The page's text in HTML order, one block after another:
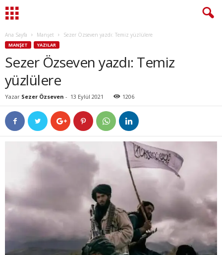
Ana Sayfa Manşet Sezer Özseven yazdı: Temiz yüzlülere
MANŞET YAZILAR
Sezer Özseven yazdı: Temiz
yüzlülere
Yazar Sezer Özseven - 13 Eylül 2021 1206